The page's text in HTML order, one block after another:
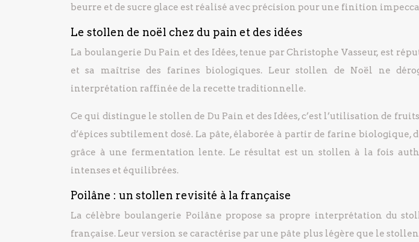
beurre et de sucre glace est réalisé avec précision pour une finition
Le stollen de noël chez du pain et des idées
La boulangerie Du Pain et des Idées, tenue par Christophe Vasseur, est
et sa maîtrise des farines biologiques. Leur stollen de Noël ne
interprétation raffinée de la recette traditionnelle.
Ce qui distingue le stollen de Du Pain et des Idées, c’est l’utilisation de
d’épices subtilement dosé. La pâte, élaborée à partir de farine biologique,
grâce à une fermentation lente. Le résultat est un stollen à la fois
intenses et équilibrées.
Poilâne : un stollen revisité à la française
La célèbre boulangerie Poilâne propose sa propre interprétation du
française. Leur version se caractérise par une pâte plus légère que le